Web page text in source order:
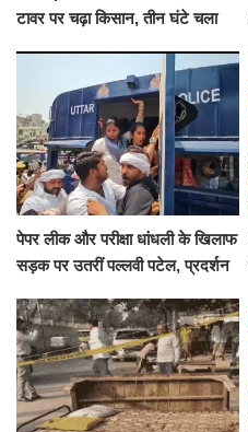
टावर पर चढ़ा किसान, तीन घंटे चला
पेपर लीक और परीक्षा धांधली के खिलाफ
सड़क पर उतरीं पल्लवी पटेल, प्रदर्शन